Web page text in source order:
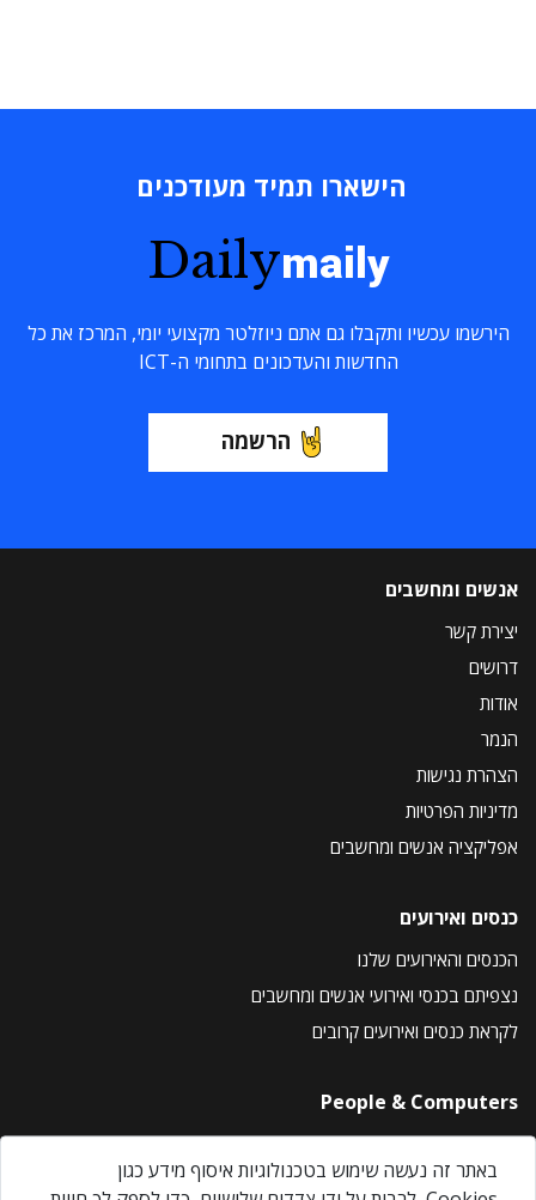
הישארו תמיד מעודכנים
Dailymaily
הירשמו עכשיו ותקבלו גם אתם ניוזלטר מקצועי יומי, המרכז את כל
החדשות והעדכונים בתחומי ה-ICT
הרשמה
אנשים ומחשבים
יצירת קשר
דרושים
אודות
הנמר
הצהרת נגישות
מדיניות הפרטיות
אפליקציה אנשים ומחשבים
כנסים ואירועים
הכנסים והאירועים שלנו
נצפיתם בכנסי ואירועי אנשים ומחשבים
לקראת כנסים ואירועים קרובים
People & Computers
About Us
Privacy Policy
באתר זה נעשה שימוש בטכנולוגיות איסוף מידע כגון